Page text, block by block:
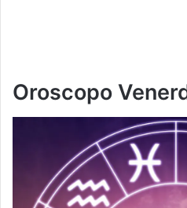
Oroscopo